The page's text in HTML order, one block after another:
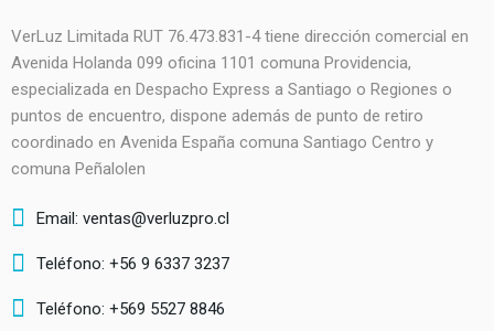
VerLuz Limitada RUT 76.473.831-4 tiene dirección comercial en
Avenida Holanda 099 oficina 1101 comuna Providencia,
especializada en Despacho Express a Santiago o Regiones o
puntos de encuentro, dispone además de punto de retiro
coordinado en Avenida España comuna Santiago Centro y
comuna Peñalolen
Email: ventas@verluzpro.cl
Teléfono: +56 9 6337 3237
Teléfono: +569 5527 8846